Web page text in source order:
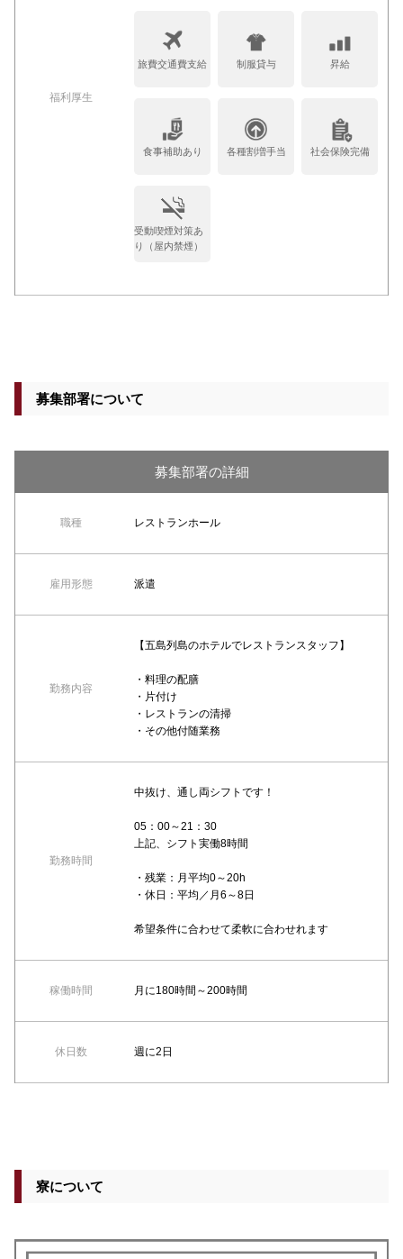
福利厚生
旅費交通費支給 制服貸与 昇給
食事補助あり 各種割増手当 社会保険完備
受動喫煙対策あ
り（屋内禁煙）
募集部署について
募集部署の詳細
職種 レストランホール
雇用形態 派遣
勤務内容
【五島列島のホテルでレストランスタッフ】
・料理の配膳
・片付け
・レストランの清掃
・その他付随業務
勤務時間
中抜け、通し両シフトです！
05：00～21：30
上記、シフト実働8時間
・残業：月平均0～20h
・休日：平均／月6～8日
希望条件に合わせて柔軟に合わせれます
稼働時間 月に180時間～200時間
休日数 週に2日
寮について